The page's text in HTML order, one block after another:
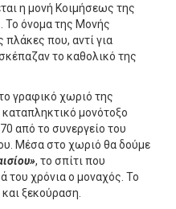
η μονή Κοιμήσεως της
όνομα της Μονής
πλάκες που, αντί για
το καθολικό της
γραφικό χωριό της
μονότοξο
από το συνεργείο του
Μέσα στο χωριό θα δούμε
, το σπίτι που
του χρόνια ο μοναχός. Το
ξεκούραση.